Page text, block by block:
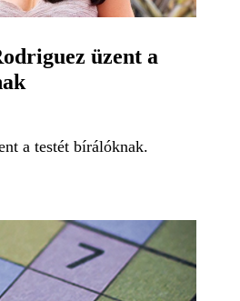
üzent a
a testét bírálóknak.